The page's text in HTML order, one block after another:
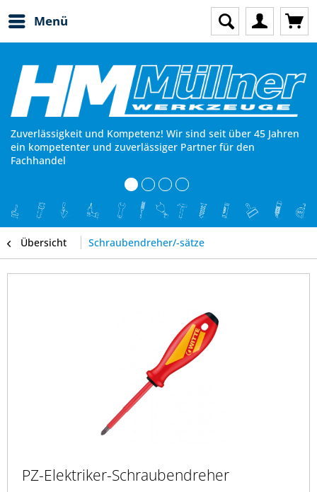
Menü
Zuverlässigkeit und Kompetenz! Wir sind seit über 45 Jahren
ein kompetenter und zuverlässiger Partner für den
Fachhandel
Übersicht Schraubendreher/-sätze
PZ-Elektriker-Schraubendreher